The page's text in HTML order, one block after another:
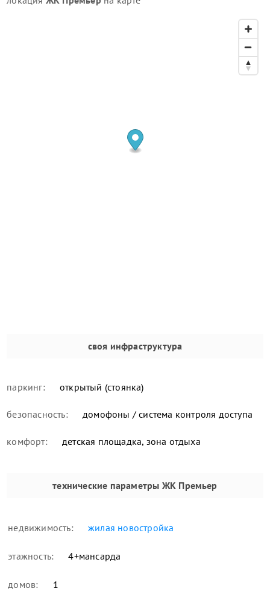
своя инфраструктура
паркинг: открытый (стоянка)
безопасность: домофоны / система контроля доступа
комфорт: детская площадка, зона отдыха
технические параметры ЖК Премьер
недвижимость: жилая новостройка
этажность: 4+мансарда
домов: 1